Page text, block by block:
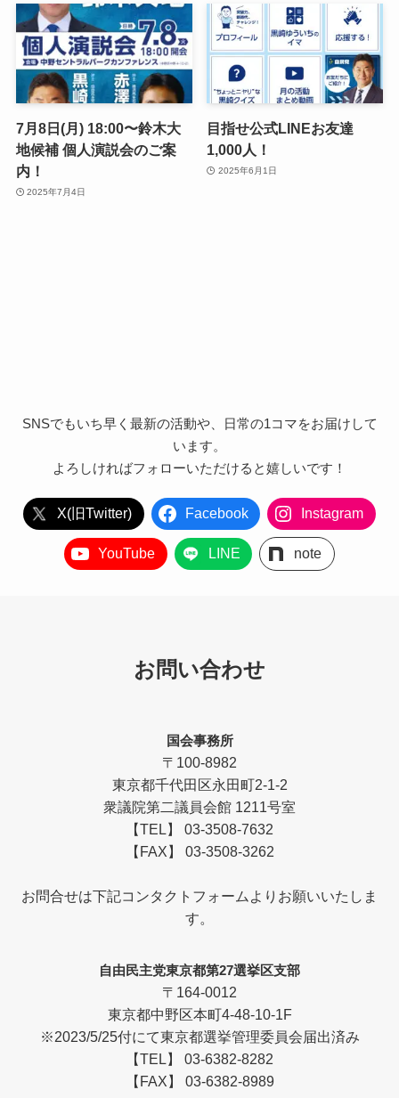
7月8日(月) 18:00〜鈴木大
地候補 個人演説会のご案
内！
2025年7月4日
目指せ公式LINEお友達
1,000人！
2025年6月1日
SNSでもいち早く最新の活動や、日常の1コマをお届けして
います。
よろしければフォローいただけると嬉しいです！
X(旧Twitter) Facebook Instagram
YouTube LINE note
お問い合わせ
国会事務所
〒100-8982
東京都千代田区永田町2-1-2
衆議院第二議員会館 1211号室
【TEL】 03-3508-7632
【FAX】 03-3508-3262
お問合せは下記コンタクトフォームよりお願いいたしま
す。
自由民主党東京都第27選挙区支部
〒164-0012
東京都中野区本町4-48-10-1F
※2023/5/25付にて東京都選挙管理委員会届出済み
【TEL】 03-6382-8282
【FAX】 03-6382-8989